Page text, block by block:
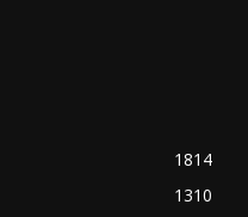
1814
1310